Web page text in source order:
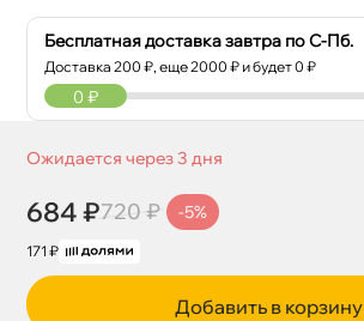
Бесплатная доставка завтра по С-Пб.
Доставка200 ₽, еще2000 ₽ и будет 0 ₽
0 ₽
Ожидается через 3 дня
684 ₽720 ₽ -5%
171 ₽
Добавить в корзину